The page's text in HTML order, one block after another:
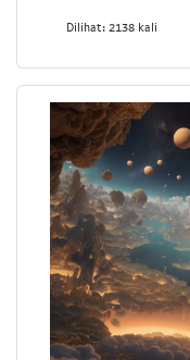
Dilihat: 2138 kali